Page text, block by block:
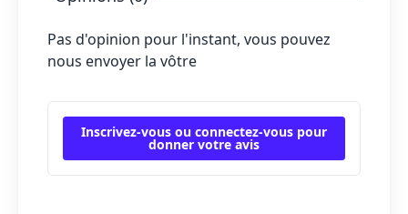
Pas d'opinion pour l'instant, vous pouvez
nous envoyer la vôtre
Inscrivez-vous ou connectez-vous pour
donner votre avis